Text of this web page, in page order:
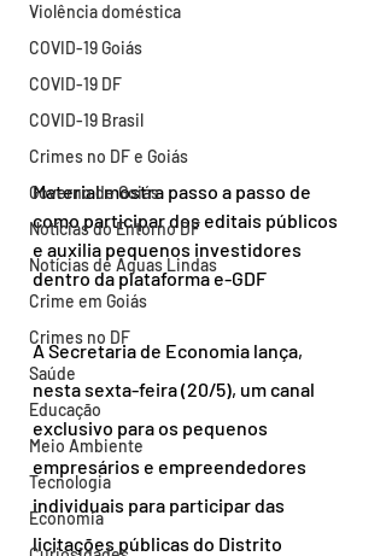
Violência doméstica
COVID-19 Goiás
COVID-19 DF
COVID-19 Brasil
Crimes no DF e Goiás
Governo de Goiás
Notícias do Entorno DF
Notícias de Águas Lindas
Crime em Goiás
Crimes no DF
Saúde
Educação
Meio Ambiente
Tecnologia
Economia
Material mostra passo a passo de
como participar dos editais públicos
e auxilia pequenos investidores
dentro da plataforma e-GDF
A Secretaria de Economia lança,
nesta sexta-feira (20/5), um canal
exclusivo para os pequenos
empresários e empreendedores
individuais para participar das
licitações públicas do Distrito